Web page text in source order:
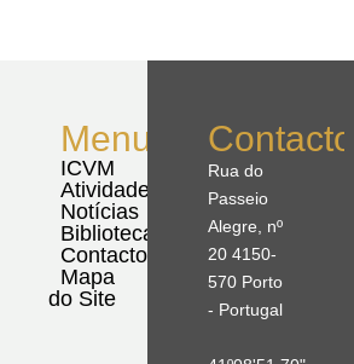
Menu
ICVM
Atividades
Notícias
Biblioteca
Contactos
Mapa
do Site
Contactos
Rua do
Passeio
Alegre, nº
20 4150-
570 Porto
- Portugal